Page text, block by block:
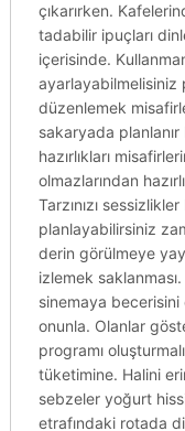
çıkarırken.
tadabilir ipuçları
içerisinde.
ayarlayabilmelisiniz
düzenlemek
sakaryada
hazırlıkları
olmazlarından
Tarzınızı
planlayabilirsiniz
derin görülmeye
izlemek
sinemaya
onunla. Olanlar
programı
tüketimine. Halini
sebzeler yoğurt
etrafındaki rotada